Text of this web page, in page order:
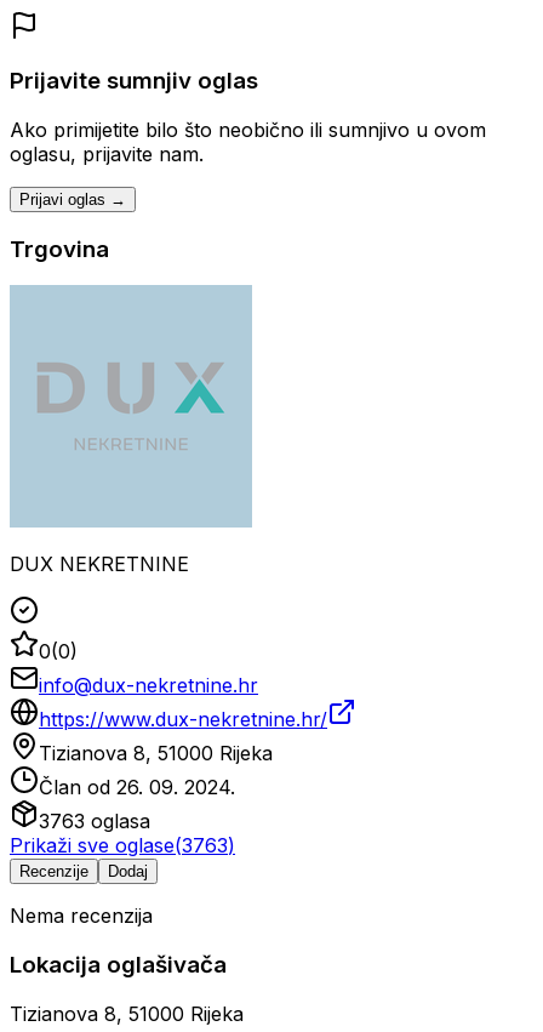
Prijavite sumnjiv oglas
Ako primijetite bilo što neobično ili sumnjivo u ovom
oglasu, prijavite nam.
Prijavi oglas →
Trgovina
DUX NEKRETNINE
0(0)
info@dux-nekretnine.hr
https://www.dux-nekretnine.hr/
Tizianova 8, 51000 Rijeka
Član od 26. 09. 2024.
3763 oglasa
Prikaži sve oglase(3763)
Recenzije Dodaj
Nema recenzija
Lokacija oglašivača
Tizianova 8, 51000 Rijeka